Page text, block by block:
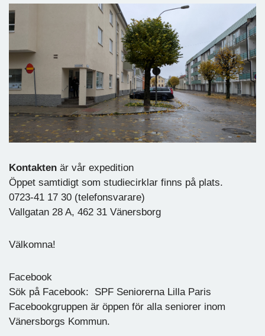
Kontakten är vår expedition
Öppet samtidigt som studiecirklar finns på plats.
0723-41 17 30 (telefonsvarare)
Vallgatan 28 A, 462 31 Vänersborg
Välkomna!
Facebook
Sök på Facebook: SPF Seniorerna Lilla Paris
Facebookgruppen är öppen för alla seniorer inom
Vänersborgs Kommun.